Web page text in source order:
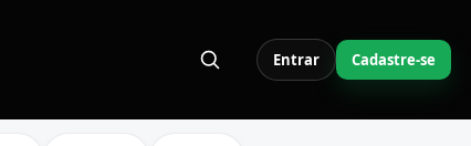
DO MENU Entrar Cadastre-se